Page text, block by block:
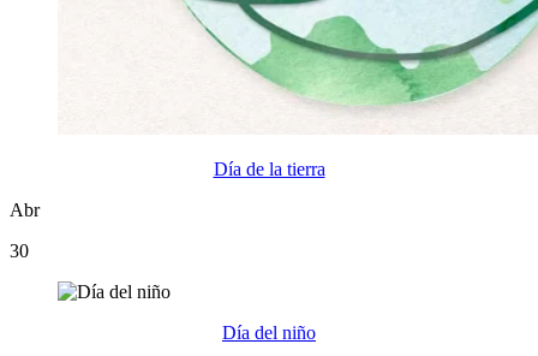
Día de la tierra
Abr
30
Día del niño